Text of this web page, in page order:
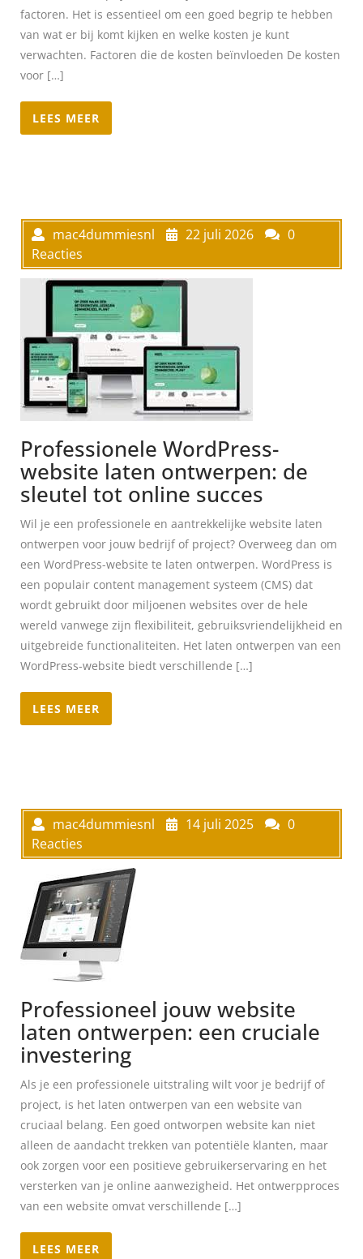
factoren. Het is essentieel om een goed begrip te hebben
van wat er bij komt kijken en welke kosten je kunt
verwachten. Factoren die de kosten beïnvloeden De kosten
voor […]
LEES MEER
mac4dummiesnl 22 juli 2026
0
Reacties
Professionele WordPress-
website laten ontwerpen: de
sleutel tot online succes
Wil je een professionele en aantrekkelijke website laten
ontwerpen voor jouw bedrijf of project? Overweeg dan om
een WordPress-website te laten ontwerpen. WordPress is
een populair content management systeem (CMS) dat
wordt gebruikt door miljoenen websites over de hele
wereld vanwege zijn flexibiliteit, gebruiksvriendelijkheid en
uitgebreide functionaliteiten. Het laten ontwerpen van een
WordPress-website biedt verschillende […]
LEES MEER
mac4dummiesnl 14 juli 2025
0
Reacties
Professioneel jouw website
laten ontwerpen: een cruciale
investering
Als je een professionele uitstraling wilt voor je bedrijf of
project, is het laten ontwerpen van een website van
cruciaal belang. Een goed ontworpen website kan niet
alleen de aandacht trekken van potentiële klanten, maar
ook zorgen voor een positieve gebruikerservaring en het
versterken van je online aanwezigheid. Het ontwerpproces
van een website omvat verschillende […]
LEES MEER